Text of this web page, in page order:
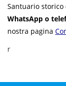
Santuario storico
WhatsApp o
nostra pagina
r